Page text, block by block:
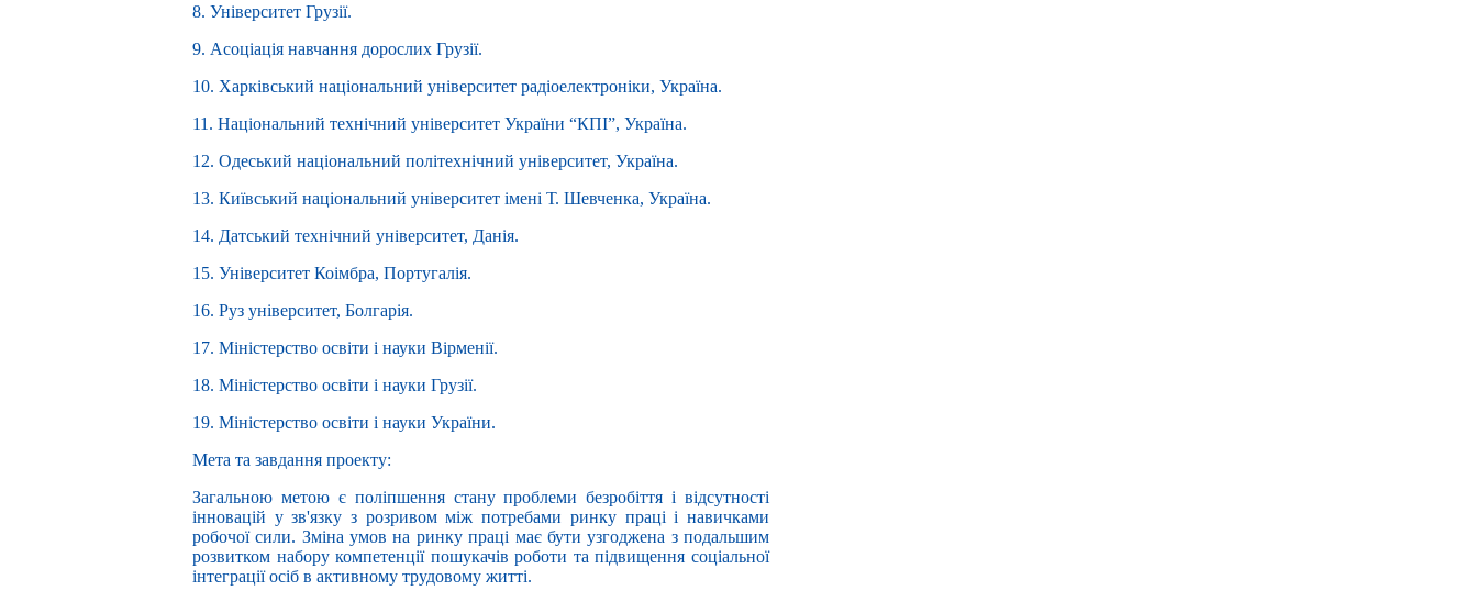
8. Університет Грузії.
9. Асоціація навчання дорослих Грузії.
10. Харківський національний університет радіоелектроніки, Україна.
11. Національний технічний університет України “КПІ”, Україна.
12. Одеський національний політехнічний університет, Україна.
13. Київський національний університет імені Т. Шевченка, Україна.
14. Датський технічний університет, Данія.
15. Університет Коімбра, Португалія.
16. Руз університет, Болгарія.
17. Міністерство освіти і науки Вірменії.
18. Міністерство освіти і науки Грузії.
19. Міністерство освіти і науки України.
Мета та завдання проекту:
Загальною метою є поліпшення стану проблеми безробіття і відсутності
інновацій у зв'язку з розривом між потребами ринку праці і навичками
робочої сили. Зміна умов на ринку праці має бути узгоджена з подальшим
розвитком набору компетенції пошукачів роботи та підвищення соціальної
інтеграції осіб в активному трудовому житті.